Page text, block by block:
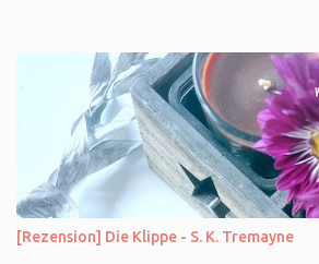
Urlaub Entspannung und Wellness. Falls ihr
uns doch herausfinden, welcher Duschtyp
GENIESSER Egal, ob Strand oder
gutes Essen, ein guter Wein oder Cocktail,
dazu. Ihr liebt es Sonnenuntergänge zu
einfach jeden Moment. Dann seid ihr wie
Hier empfehle ich tatsächlich Düfte die zur
ihr dann bessere entspannen könnt. Zum
[Rezension] Die Klippe - S. K. Tremayne